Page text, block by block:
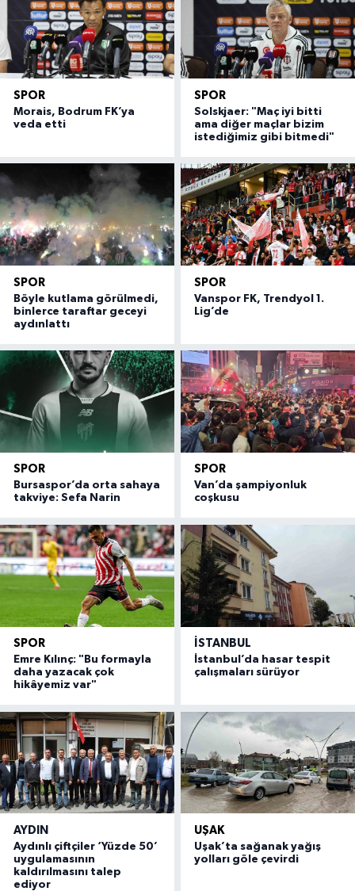
SPOR
Morais, Bodrum FK’ya
veda etti
SPOR
Solskjaer: "Maç iyi bitti
ama diğer maçlar bizim
istediğimiz gibi bitmedi"
SPOR
Böyle kutlama görülmedi,
binlerce taraftar geceyi
aydınlattı
SPOR
Vanspor FK, Trendyol 1.
Lig’de
SPOR
Bursaspor’da orta sahaya
takviye: Sefa Narin
SPOR
Van’da şampiyonluk
coşkusu
SPOR
Emre Kılınç: "Bu formayla
daha yazacak çok
hikâyemiz var"
İSTANBUL
İstanbul’da hasar tespit
çalışmaları sürüyor
AYDIN
Aydınlı çiftçiler ‘Yüzde 50’
uygulamasının
kaldırılmasını talep
ediyor
UŞAK
Uşak’ta sağanak yağış
yolları göle çevirdi